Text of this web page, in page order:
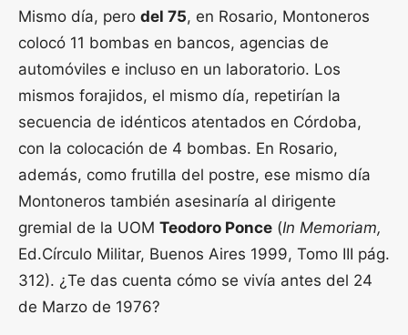
Mismo día, pero del 75, en Rosario, Montoneros
colocó 11 bombas en bancos, agencias de
automóviles e incluso en un laboratorio. Los
mismos forajidos, el mismo día, repetirían la
secuencia de idénticos atentados en Córdoba,
con la colocación de 4 bombas. En Rosario,
además, como frutilla del postre, ese mismo día
Montoneros también asesinaría al dirigente
gremial de la UOM Teodoro Ponce (In Memoriam,
Ed.Círculo Militar, Buenos Aires 1999, Tomo III pág.
312). ¿Te das cuenta cómo se vivía antes del 24
de Marzo de 1976?